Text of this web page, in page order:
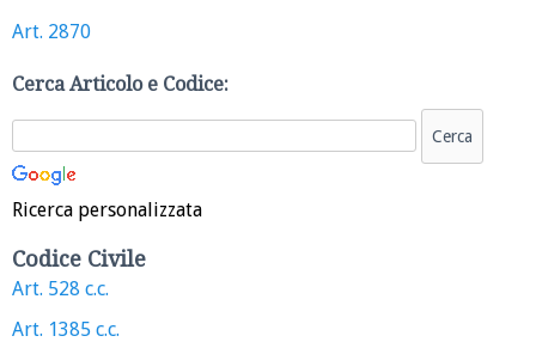
Art. 2870
Cerca Articolo e Codice:
Ricerca personalizzata
Codice Civile
Art. 528 c.c.
Art. 1385 c.c.